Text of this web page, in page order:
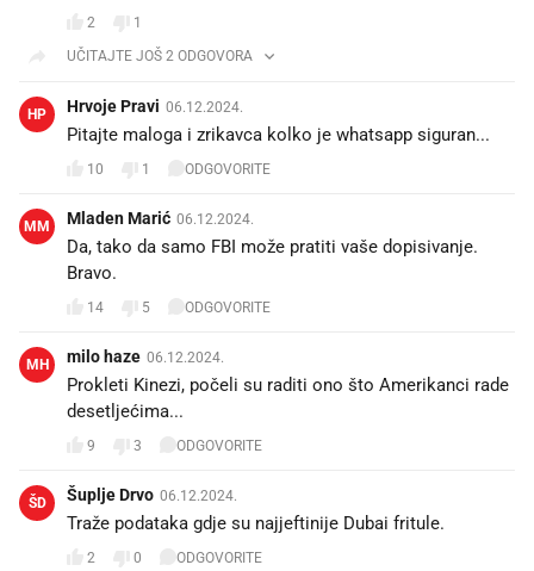
2
1
UČITAJTE JOŠ 2 ODGOVORA
HP Hrvoje Pravi 06.12.2024.
Pitajte maloga i zrikavca kolko je whatsapp siguran...
10 1 ODGOVORITE
MM Mladen Marić 06.12.2024.
Da, tako da samo FBI može pratiti vaše dopisivanje.
Bravo.
14 5 ODGOVORITE
MH milo haze 06.12.2024.
Prokleti Kinezi, počeli su raditi ono što Amerikanci rade
desetljećima...
9 3 ODGOVORITE
ŠD Šuplje Drvo 06.12.2024.
Traže podataka gdje su najjeftinije Dubai fritule.
2 0 ODGOVORITE